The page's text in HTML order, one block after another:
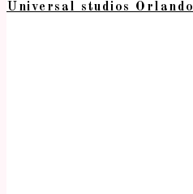
Universal studios Orlando